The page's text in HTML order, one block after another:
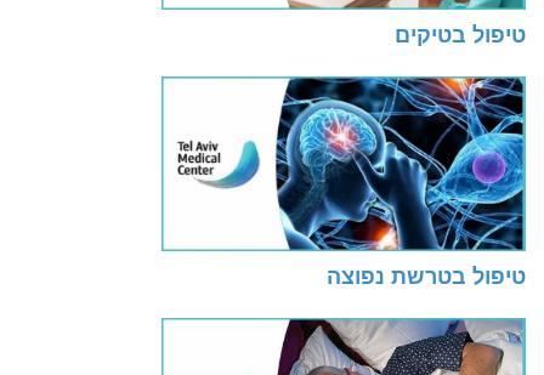
טיפול בטיקים
טיפול בטרשת נפוצה